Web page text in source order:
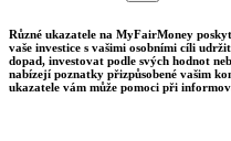
Různé ukazatele na MyFairMoney
vaše investice s vašimi osobními cíli
dopad, investovat podle svých hodnot
nabízejí poznatky přizpůsobené vašim
ukazatele vám může pomoci při